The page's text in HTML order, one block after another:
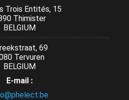
Trois Entités, 15
Thimister
BELGIUM
69
Tervuren
BELGIUM
E-mail :